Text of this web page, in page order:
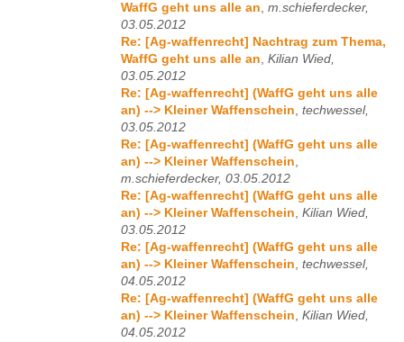
WaffG geht uns alle an, m.schieferdecker,
03.05.2012
Re: [Ag-waffenrecht] Nachtrag zum Thema,
WaffG geht uns alle an, Kilian Wied,
03.05.2012
Re: [Ag-waffenrecht] (WaffG geht uns alle
an) --> Kleiner Waffenschein, techwessel,
03.05.2012
Re: [Ag-waffenrecht] (WaffG geht uns alle
an) --> Kleiner Waffenschein,
m.schieferdecker, 03.05.2012
Re: [Ag-waffenrecht] (WaffG geht uns alle
an) --> Kleiner Waffenschein, Kilian Wied,
03.05.2012
Re: [Ag-waffenrecht] (WaffG geht uns alle
an) --> Kleiner Waffenschein, techwessel,
04.05.2012
Re: [Ag-waffenrecht] (WaffG geht uns alle
an) --> Kleiner Waffenschein, Kilian Wied,
04.05.2012